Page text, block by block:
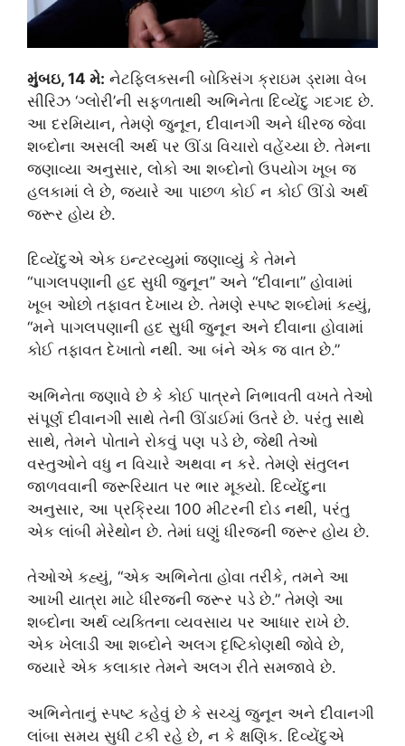
મુંબઇ, 14 મે: નેટફ્લિક્સની બોક્સિંગ ક્રાઇમ ડ્રામા વેબ
સીરિઝ ‘ગ્લોરી’ની સફળતાથી અભિનેતા દિવ્યેંદુ ગદગદ છે.
આ દરમિયાન, તેમણે જુનૂન, દીવાનગી અને ધીરજ જેવા
શબ્દોના અસલી અર્થ પર ઊંડા વિચારો વહેંચ્યા છે. તેમના
જણાવ્યા અનુસાર, લોકો આ શબ્દોનો ઉપયોગ ખૂબ જ
હલકામાં લે છે, જ્યારે આ પાછળ કોઈ ન કોઈ ઊંડો અર્થ
જરૂર હોય છે.
દિવ્યેંદુએ એક ઇન્ટરવ્યુમાં જણાવ્યું કે તેમને
“પાગલપણાની હદ સુધી જુનૂન” અને “દીવાના” હોવામાં
ખૂબ ઓછો તફાવત દેખાય છે. તેમણે સ્પષ્ટ શબ્દોમાં કહ્યું,
“મને પાગલપણાની હદ સુધી જુનૂન અને દીવાના હોવામાં
કોઈ તફાવત દેખાતો નથી. આ બંને એક જ વાત છે.”
અભિનેતા જણાવે છે કે કોઈ પાત્રને નિભાવતી વખતે તેઓ
સંપૂર્ણ દીવાનગી સાથે તેની ઊંડાઈમાં ઉતરે છે. પરંતુ સાથે
સાથે, તેમને પોતાને રોકવું પણ પડે છે, જેથી તેઓ
વસ્તુઓને વધુ ન વિચારે અથવા ન કરે. તેમણે સંતુલન
જાળવવાની જરૂરિયાત પર ભાર મૂક્યો. દિવ્યેંદુના
અનુસાર, આ પ્રક્રિયા 100 મીટરની દોડ નથી, પરંતુ
એક લાંબી મેરેથોન છે. તેમાં ઘણું ધીરજની જરૂર હોય છે.
તેઓએ કહ્યું, “એક અભિનેતા હોવા તરીકે, તમને આ
આખી યાત્રા માટે ધીરજની જરૂર પડે છે.” તેમણે આ
શબ્દોના અર્થ વ્યક્તિના વ્યવસાય પર આધાર રાખે છે.
એક ખેલાડી આ શબ્દોને અલગ દૃષ્ટિકોણથી જોવે છે,
જ્યારે એક કલાકાર તેમને અલગ રીતે સમજાવે છે.
અભિનેતાનું સ્પષ્ટ કહેવું છે કે સચ્ચું જુનૂન અને દીવાનગી
લાંબા સમય સુધી ટકી રહે છે, ન કે ક્ષણિક. દિવ્યેંદુએ